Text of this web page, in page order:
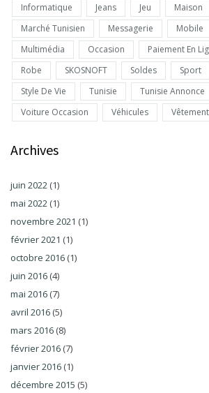
Informatique
Jeans Jeu Maison
Marché Tunisien
Messagerie Mobile
Multimédia
Occasion Paiement En
Robe
SKOSNOFT Soldes Sport
Style De Vie
Tunisie
Tunisie Annonce
Voiture Occasion
Véhicules
Archives
juin 2022 (1)
mai 2022 (1)
novembre 2021 (1)
février 2021 (1)
octobre 2016 (1)
juin 2016 (4)
mai 2016 (7)
avril 2016 (5)
mars 2016 (8)
février 2016 (7)
janvier 2016 (1)
décembre 2015 (5)